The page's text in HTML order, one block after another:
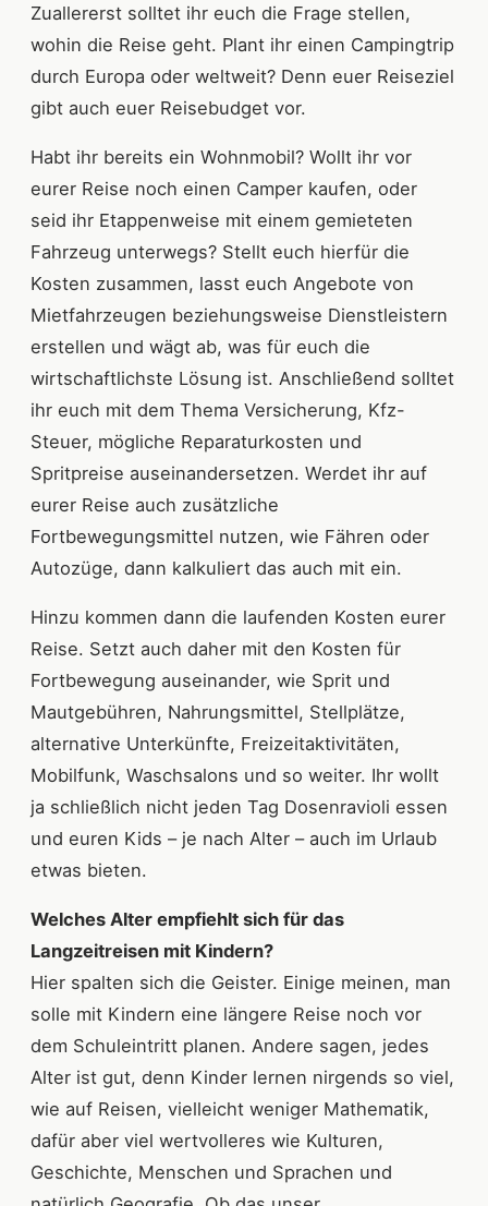
Zuallererst solltet ihr euch die Frage stellen,
wohin die Reise geht. Plant ihr einen Campingtrip
durch Europa oder weltweit? Denn euer Reiseziel
gibt auch euer Reisebudget vor.
Habt ihr bereits ein Wohnmobil? Wollt ihr vor
eurer Reise noch einen Camper kaufen, oder
seid ihr Etappenweise mit einem gemieteten
Fahrzeug unterwegs? Stellt euch hierfür die
Kosten zusammen, lasst euch Angebote von
Mietfahrzeugen beziehungsweise Dienstleistern
erstellen und wägt ab, was für euch die
wirtschaftlichste Lösung ist. Anschließend solltet
ihr euch mit dem Thema Versicherung, Kfz-
Steuer, mögliche Reparaturkosten und
Spritpreise auseinandersetzen. Werdet ihr auf
eurer Reise auch zusätzliche
Fortbewegungsmittel nutzen, wie Fähren oder
Autozüge, dann kalkuliert das auch mit ein.
Hinzu kommen dann die laufenden Kosten eurer
Reise. Setzt auch daher mit den Kosten für
Fortbewegung auseinander, wie Sprit und
Mautgebühren, Nahrungsmittel, Stellplätze,
alternative Unterkünfte, Freizeitaktivitäten,
Mobilfunk, Waschsalons und so weiter. Ihr wollt
ja schließlich nicht jeden Tag Dosenravioli essen
und euren Kids – je nach Alter – auch im Urlaub
etwas bieten.
Welches Alter empfiehlt sich für das
Langzeitreisen mit Kindern?
Hier spalten sich die Geister. Einige meinen, man
solle mit Kindern eine längere Reise noch vor
dem Schuleintritt planen. Andere sagen, jedes
Alter ist gut, denn Kinder lernen nirgends so viel,
wie auf Reisen, vielleicht weniger Mathematik,
dafür aber viel wertvolleres wie Kulturen,
Geschichte, Menschen und Sprachen und